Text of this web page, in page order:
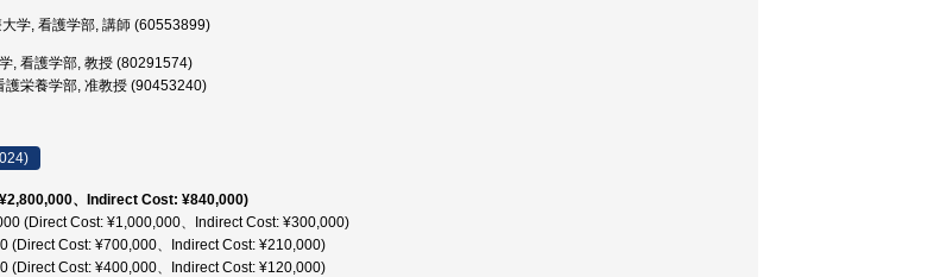
学, 看護学部, 講師 (60553899)
, 看護学部, 教授 (80291574)
護栄養学部, 准教授 (90453240)
、Indirect Cost: ¥840,000)
(Direct Cost: ¥1,000,000、Indirect Cost: ¥300,000)
(Direct Cost: ¥700,000、Indirect Cost: ¥210,000)
(Direct Cost: ¥400,000、Indirect Cost: ¥120,000)